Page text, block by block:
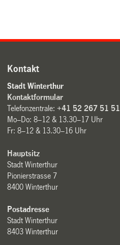
Kontakt
Stadt Winterthur
Kontaktformular
Telefonzentrale:+41 52 267 51 51
Mo–Do: 8–12 & 13.30–17 Uhr
Fr: 8–12 & 13.30–16 Uhr
Hauptsitz
Stadt Winterthur
Pionierstrasse 7
8400 Winterthur
Postadresse
Stadt Winterthur
8403 Winterthur